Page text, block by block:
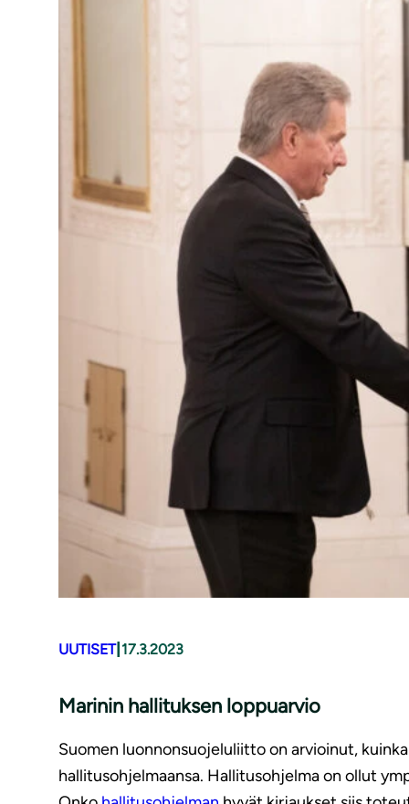
UUTISET| 17.3.2023
Marinin hallituksen loppuarvio
Suomen luonnonsuojeluliitto on arvioinut,
hallitusohjelmaansa. Hallitusohjelma on ollut